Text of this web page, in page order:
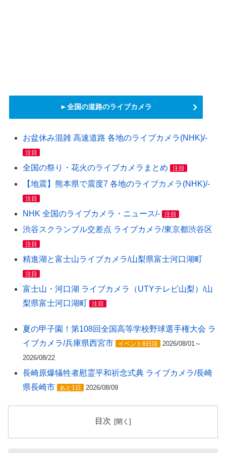
►全国の道路のライブカメラ
お盆休み混雑 高速道路 各地のライブカメラ(NHK)/-
注目
全国の祭り・花火のライブカメラまとめ 注目
【地震】熊本県で震度7 各地のライブカメラ(NHK)/-
注目
NHK 全国のライブカメラ・ニュース/- 注目
渋谷スクランブル交差点 ライブカメラ/東京都渋谷区
注目
精進湖と富士山ライブカメラ/山梨県富士河口湖町
注目
富士山・河口湖 ライブカメラ（UTYテレビ山梨）/山
梨県富士河口湖町
注目
夏の甲子園！第108回全国高等学校野球選手権大会 ラ
イブカメラ/兵庫県西宮市
イベント8日目
2026/08/01～
2026/08/22
長崎原爆犠牲者慰霊平和祈念式典 ライブカメラ/長崎
県長崎市
あと1日 2026/08/09
目次